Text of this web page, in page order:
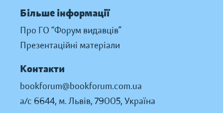
Більше інформації
Про ГО “Форум видавців”
Презентаційні матеріали
Контакти
bookforum@bookforum.com.ua
а/с 6644, м. Львів, 79005, Україна